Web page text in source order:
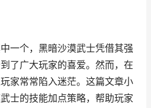
一个，黑暗沙漠武士凭借其强
了广大玩家的喜爱。然而，在
家常常陷入迷茫。这篇文章小
士的技能加点策略，帮助玩家